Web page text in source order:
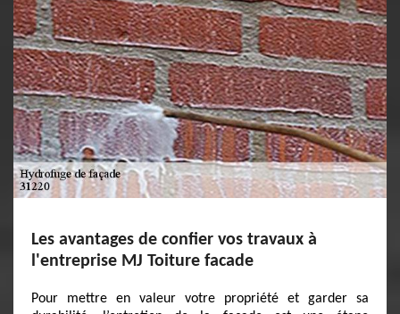
Les avantages de confier vos travaux à
l'entreprise MJ Toiture facade
Pour mettre en valeur votre propriété et garder sa